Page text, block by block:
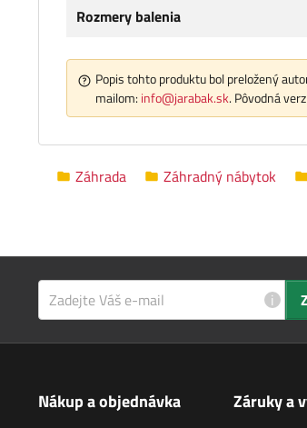
Rozmery balenia
Popis tohto produktu bol preložený
mailom: info@jarabak.sk. Pôvodná
Záhrada Záhradný nábytok
i
Nákup a objednávka Záruky a